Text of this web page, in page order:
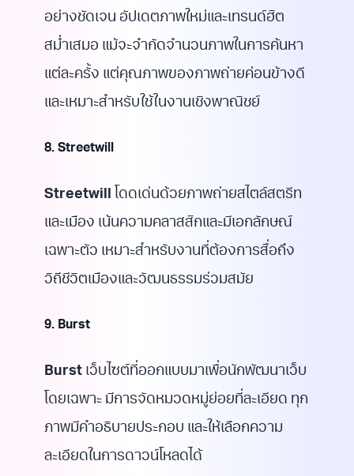
อย่างชัดเจน อัปเดตภาพใหม่และเทรนด์ฮิต
สม่ำเสมอ แม้จะจำกัดจำนวนภาพในการค้นหา
แต่ละครั้ง แต่คุณภาพของภาพถ่ายค่อนข้างดี
และเหมาะสำหรับใช้ในงานเชิงพาณิชย์
8. Streetwill
Streetwill โดดเด่นด้วยภาพถ่ายสไตล์สตรีท
และเมือง เน้นความคลาสสิกและมีเอกลักษณ์
เฉพาะตัว เหมาะสำหรับงานที่ต้องการสื่อถึง
วิถีชีวิตเมืองและวัฒนธรรมร่วมสมัย
9. Burst
Burst เว็บไซต์ที่ออกแบบมาเพื่อนักพัฒนาเว็บ
โดยเฉพาะ มีการจัดหมวดหมู่ย่อยที่ละเอียด ทุก
ภาพมีคำอธิบายประกอบ และให้เลือกความ
ละเอียดในการดาวน์โหลดได้